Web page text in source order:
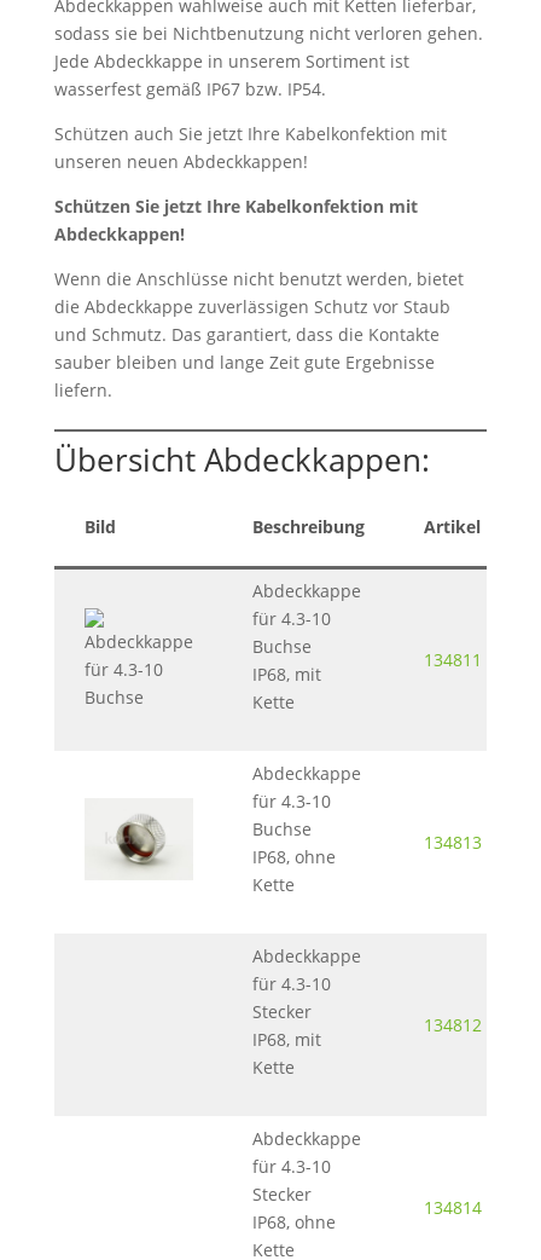
Abdeckkappen wahlweise auch mit Ketten lieferbar,
sodass sie bei Nichtbenutzung nicht verloren gehen.
Jede Abdeckkappe in unserem Sortiment ist
wasserfest gemäß IP67 bzw. IP54.
Schützen auch Sie jetzt Ihre Kabelkonfektion mit
unseren neuen Abdeckkappen!
Schützen Sie jetzt Ihre Kabelkonfektion mit
Abdeckkappen!
Wenn die Anschlüsse nicht benutzt werden, bietet
die Abdeckkappe zuverlässigen Schutz vor Staub
und Schmutz. Das garantiert, dass die Kontakte
sauber bleiben und lange Zeit gute Ergebnisse
liefern.
Übersicht Abdeckkappen:
Bild Beschreibung Artikel
Abdeckkappe
für 4.3-10
Buchse
IP68, mit
Kette
134811
Abdeckkappe
für 4.3-10
Buchse
IP68, ohne
Kette
134813
Abdeckkappe
für 4.3-10
Stecker
IP68, mit
Kette
134812
Abdeckkappe
für 4.3-10
Stecker
IP68, ohne
Kette
134814